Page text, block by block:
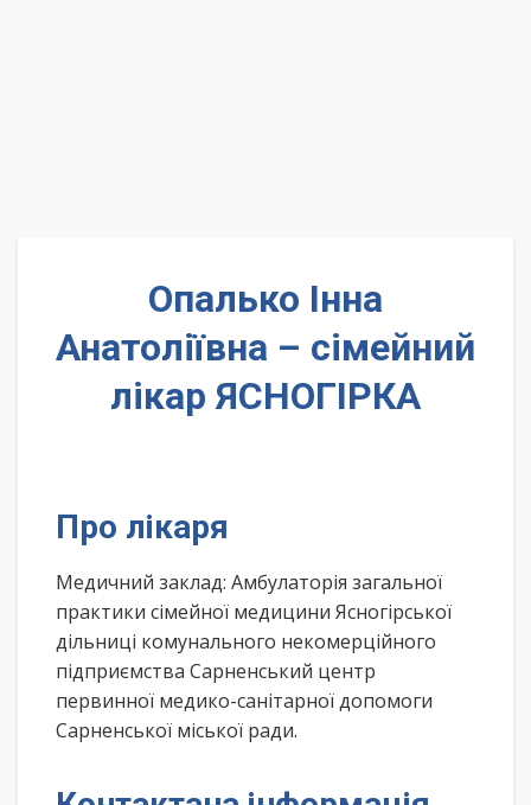
Опалько Інна
Анатоліївна – сімейний
лікар ЯСНОГІРКА
Про лікаря
Медичний заклад: Амбулаторія загальної
практики сімейної медицини Ясногірської
дільниці комунального некомерційного
підприємства Сарненський центр
первинної медико-санітарної допомоги
Сарненської міської ради.